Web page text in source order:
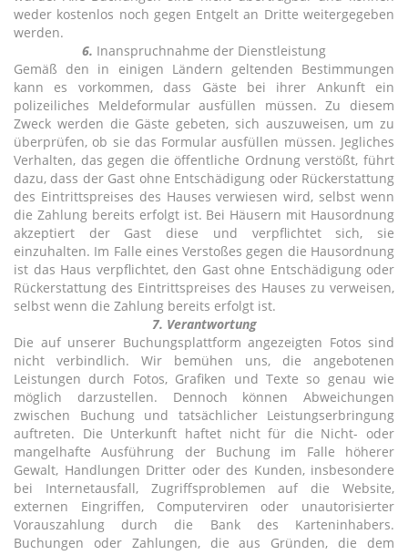
weder kostenlos noch gegen Entgelt an Dritte weitergegeben
werden.
6. Inanspruchnahme der Dienstleistung
Gemäß den in einigen Ländern geltenden Bestimmungen
kann es vorkommen, dass Gäste bei ihrer Ankunft ein
polizeiliches Meldeformular ausfüllen müssen. Zu diesem
Zweck werden die Gäste gebeten, sich auszuweisen, um zu
überprüfen, ob sie das Formular ausfüllen müssen. Jegliches
Verhalten, das gegen die öffentliche Ordnung verstößt, führt
dazu, dass der Gast ohne Entschädigung oder Rückerstattung
des Eintrittspreises des Hauses verwiesen wird, selbst wenn
die Zahlung bereits erfolgt ist. Bei Häusern mit Hausordnung
akzeptiert der Gast diese und verpflichtet sich, sie
einzuhalten. Im Falle eines Verstoßes gegen die Hausordnung
ist das Haus verpflichtet, den Gast ohne Entschädigung oder
Rückerstattung des Eintrittspreises des Hauses zu verweisen,
selbst wenn die Zahlung bereits erfolgt ist.
7. Verantwortung
Die auf unserer Buchungsplattform angezeigten Fotos sind
nicht verbindlich. Wir bemühen uns, die angebotenen
Leistungen durch Fotos, Grafiken und Texte so genau wie
möglich darzustellen. Dennoch können Abweichungen
zwischen Buchung und tatsächlicher Leistungserbringung
auftreten. Die Unterkunft haftet nicht für die Nicht- oder
mangelhafte Ausführung der Buchung im Falle höherer
Gewalt, Handlungen Dritter oder des Kunden, insbesondere
bei Internetausfall, Zugriffsproblemen auf die Website,
externen Eingriffen, Computerviren oder unautorisierter
Vorauszahlung durch die Bank des Karteninhabers.
Buchungen oder Zahlungen, die aus Gründen, die dem